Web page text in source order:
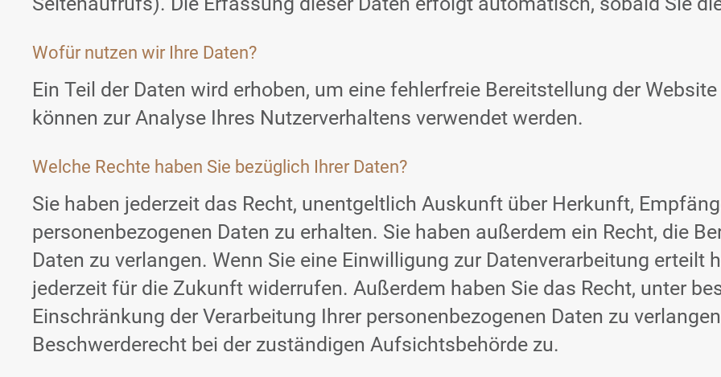
Wofür nutzen wir Ihre Daten?
Ein Teil der Daten wird erhoben, um eine fehlerfreie Bereitstellung der
können zur Analyse Ihres Nutzerverhaltens verwendet werden.
Welche Rechte haben Sie bezüglich Ihrer Daten?
Sie haben jederzeit das Recht, unentgeltlich Auskunft über Herkunft,
personenbezogenen Daten zu erhalten. Sie haben außerdem ein Recht, die
Daten zu verlangen. Wenn Sie eine Einwilligung zur Datenverarbeitung erteilt
jederzeit für die Zukunft widerrufen. Außerdem haben Sie das Recht, unter
Einschränkung der Verarbeitung Ihrer personenbezogenen Daten zu
Beschwerderecht bei der zuständigen Aufsichtsbehörde zu.